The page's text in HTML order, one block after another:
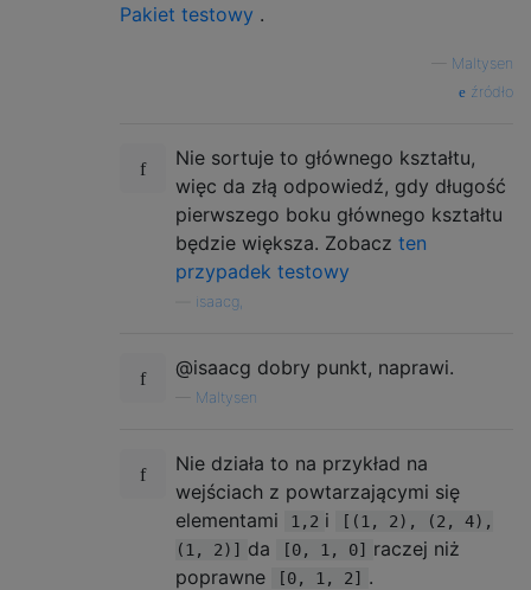
Pakiet testowy .
Maltysen
źródło
Nie sortuje to głównego kształtu,
więc da złą odpowiedź, gdy długość
pierwszego boku głównego kształtu
będzie większa. Zobacz ten
przypadek testowy
isaacg,
@isaacg dobry punkt, naprawi.
Maltysen
Nie działa to na przykład na
wejściach z powtarzającymi się
elementami
1,2 i
[(1, 2), (2, 4),
(1, 2)]
da [0, 1, 0]
raczej niż
poprawne
[0, 1, 2] .